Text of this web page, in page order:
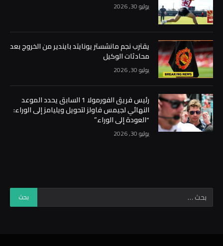
يوليو 30, 2026
يقترب نجم مانشستر يونايتد بايندير من الخروج بعد
محادثات الوكيل
يوليو 30, 2026
رئيس فريق الفورمولا 1 السابق يحدد الموعد
النهائي لجيمس فاولز لتحويل ويليامز إلى الوراء:
“العودة إلى الوراء”
يوليو 30, 2026